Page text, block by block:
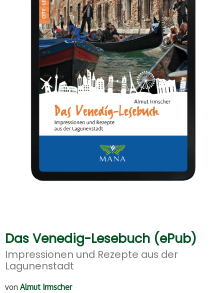
Das Venedig-Lesebuch (ePub)
Impressionen und Rezepte aus der
Lagunenstadt
von Almut Irmscher